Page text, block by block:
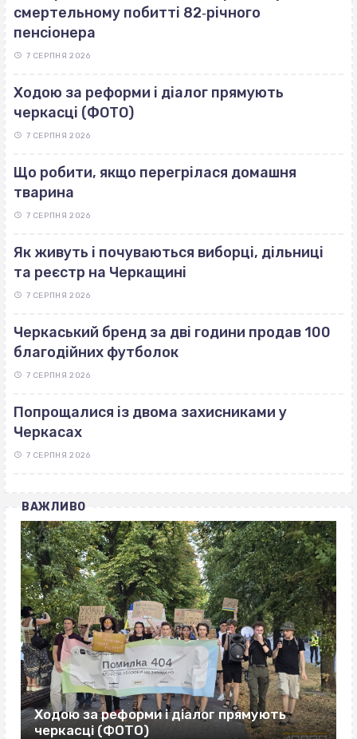
смертельному побитті 82‐річного
пенсіонера
7 СЕРПНЯ 2026
Ходою за реформи і діалог прямують
черкасці (ФОТО)
7 СЕРПНЯ 2026
Що робити, якщо перегрілася домашня
тварина
7 СЕРПНЯ 2026
Як живуть і почуваються виборці, дільниці
та реєстр на Черкащині
7 СЕРПНЯ 2026
Черкаський бренд за дві години продав 100
благодійних футболок
7 СЕРПНЯ 2026
Попрощалися із двома захисниками у
Черкасах
7 СЕРПНЯ 2026
ВАЖЛИВО
Ходою за реформи і діалог прямують
черкасці (ФОТО)